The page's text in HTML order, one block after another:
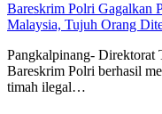
Bareskrim Polri Gagalkan
Malaysia, Tujuh Orang
Pangkalpinang- Direktorat
Bareskrim Polri berhasil
timah ilegal…